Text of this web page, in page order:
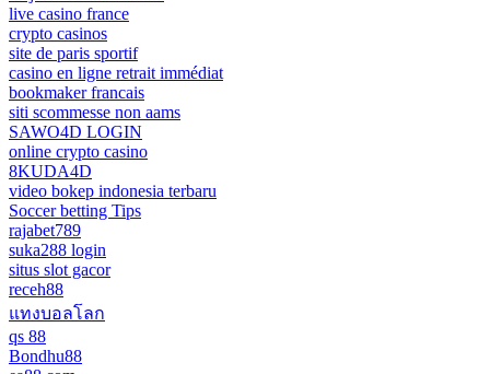
live casino france
crypto casinos
site de paris sportif
casino en ligne retrait immédiat
bookmaker francais
siti scommesse non aams
SAWO4D LOGIN
online crypto casino
8KUDA4D
video bokep indonesia terbaru
Soccer betting Tips
rajabet789
suka288 login
situs slot gacor
receh88
แทงบอลโลก
qs 88
Bondhu88